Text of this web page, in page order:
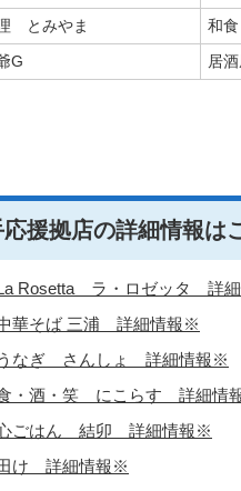
とみやま
和
G
居
援拠店の詳細情報は
Rosetta ラ・ロゼッタ 詳細
華そば 三浦 詳細情報※
なぎ さんしょ 詳細情報※
・酒・笑 にこらす 詳細情
ごはん 結卯 詳細情報※
け 詳細情報※